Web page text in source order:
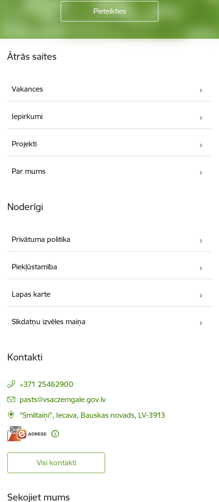
Ātrās saites
Vakances
Iepirkumi
Projekti
Par mums
Noderīgi
Privātuma politika
Piekļūstamība
Lapas karte
Sīkdatņu izvēles maiņa
Kontakti
+371 25462900
E-pasts:
pasts@vsaczemgale.gov.lv
"Smiltaiņi", Iecava, Bauskas novads, LV-3913
Visi kontakti
Sekojiet mums